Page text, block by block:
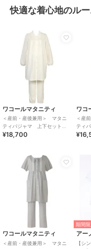
快適な着心地のル
ワコールマタニティ
＜産前・産後兼用＞ マタニ
ティパジャマ 上下セット
（ＭＦＷ４１３）
¥18,700
ワコ
＜産
ティ
（Ｍ
ワコールマタニティ
＜産前・産後兼用＞ マタニ
期間
アー
【シ